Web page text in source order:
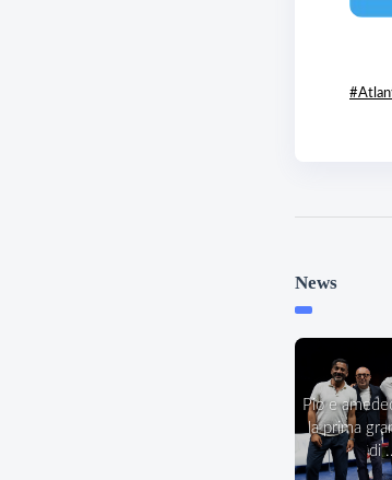
News
pio e amedeo ospiti per
la prima
di